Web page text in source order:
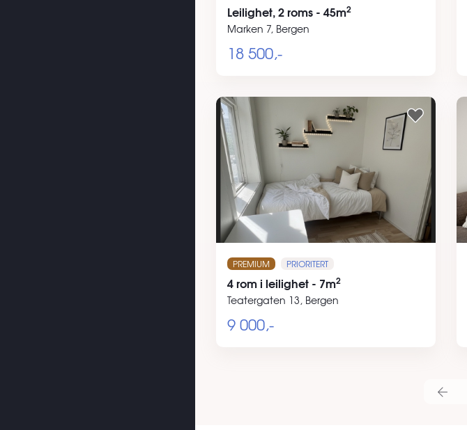
Leilighet, 2 roms - 45m2
Marken 7, Bergen
18 500,-
PREMIUM PRIORITERT
4 rom i leilighet - 7m2
Teatergaten 13, Bergen
9 000,-